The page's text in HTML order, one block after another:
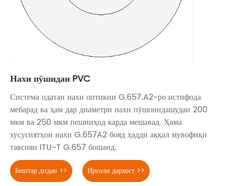
Нахи пӯшидаи PVC
Система одатан нахи оптикии G.657.A2-ро истифода
мебарад ва ҳам дар диаметри нахи пӯшонидашудаи 200
мкм ва 250 мкм пешниҳод карда мешавад. Ҳама
хусусиятҳои нахи G.657A2 бояд ҳадди аққал мувофиқи
тавсияи ITU-T G.657 бошанд.
Бештар дидан >> Ирсоли дархост >>